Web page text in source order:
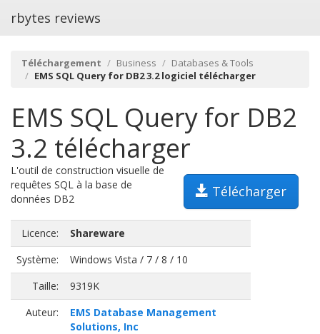
rbytes reviews
Téléchargement Business
Databases & Tools
EMS SQL Query for DB2 3.2 logiciel télécharger
EMS SQL Query for DB2
3.2 télécharger
Télécharger
L'outil de construction visuelle de
requêtes SQL à la base de
données DB2
Licence:
Shareware
Système:
Windows Vista / 7 / 8 / 10
Taille:
9319K
Auteur:
EMS Database Management
Solutions, Inc